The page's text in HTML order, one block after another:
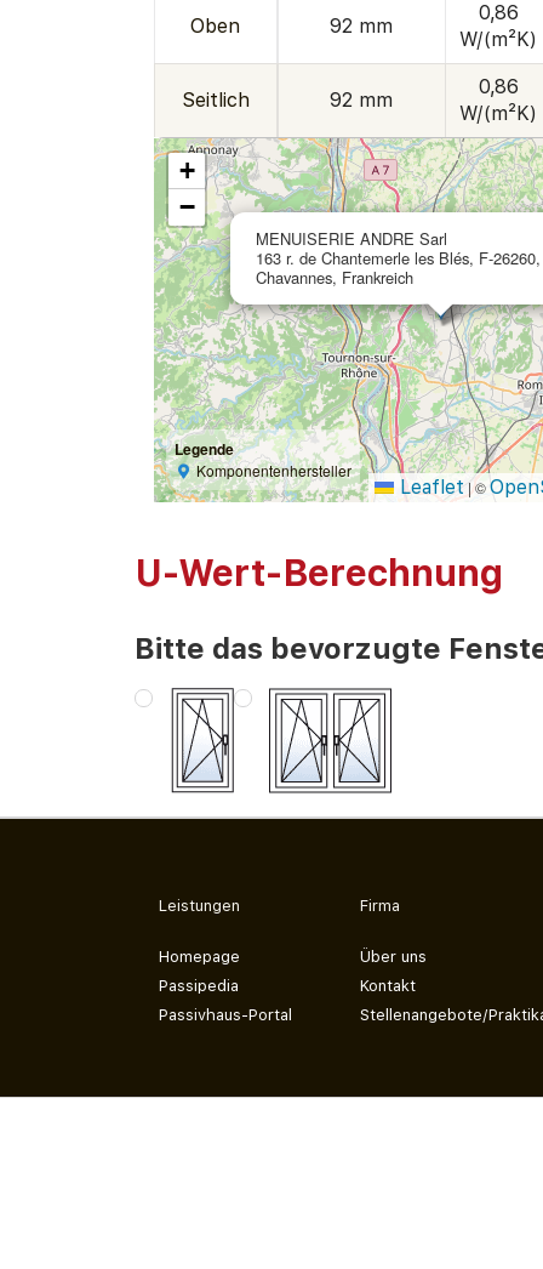
Oben 92 mm
0,86
W/(m²K)
Seitlich 92 mm
0,86
W/(m²K)
MENUISERIE ANDRE Sarl
163 r. de Chantemerle les Blés, F-26260,
Chavannes, Frankreich
+
−
Legende
Komponentenhersteller
Leaflet |©
U-Wert-Berechnung
Bitte das bevorzugte
Leistungen
Homepage
Passipedia
Passivhaus-Portal
Firma
Über uns
Kontakt
Stellenangebote/